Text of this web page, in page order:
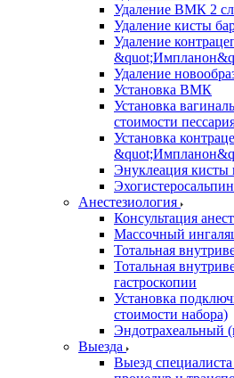
Удаление ВМК 2
Удаление кисты
Удаление
Удаление
Установка ВМК
Установка
стоимости
Установка
Энуклеация кисты
Анестезиология
Консультация
Массочный
Тотальная
Тотальная
гастроскопии
Установка
стоимости набора)
Эндотрахеальный
Выезда
Выезд